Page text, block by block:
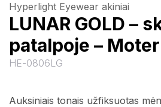
Hyperlight Eyewear akiniai
LUNAR GOLD –
patalpoje –
HE-0806LG
Auksiniais tonais užfiksuotas